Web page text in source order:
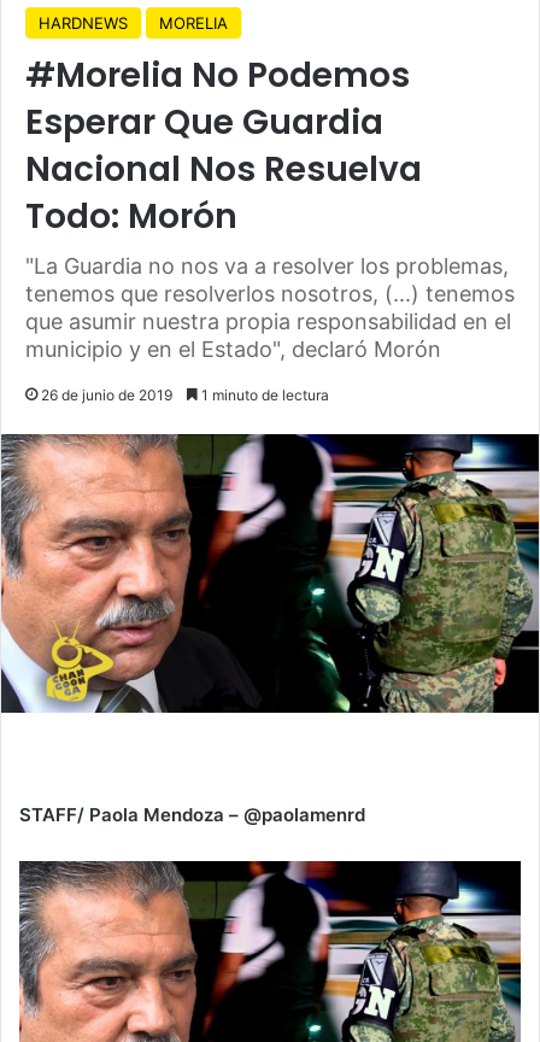
HARDNEWS MORELIA
#Morelia No Podemos
Esperar Que Guardia
Nacional Nos Resuelva
Todo: Morón
"La Guardia no nos va a resolver los problemas,
tenemos que resolverlos nosotros, (...) tenemos
que asumir nuestra propia responsabilidad en el
municipio y en el Estado", declaró Morón
26 de junio de 2019 1 minuto de lectura
STAFF/ Paola Mendoza – @paolamenrd